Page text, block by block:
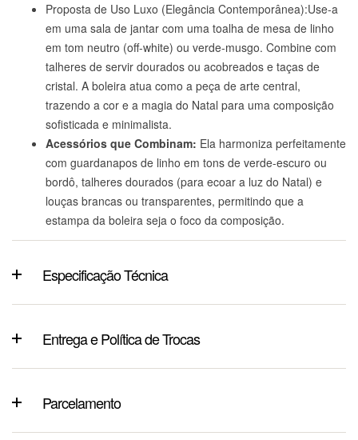
Proposta de Uso Luxo (Elegância Contemporânea):Use-a
em uma sala de jantar com uma toalha de mesa de linho
em tom neutro (off-white) ou verde-musgo. Combine com
talheres de servir dourados ou acobreados e taças de
cristal. A boleira atua como a peça de arte central,
trazendo a cor e a magia do Natal para uma composição
sofisticada e minimalista.
Acessórios que Combinam: Ela harmoniza perfeitamente
com guardanapos de linho em tons de verde-escuro ou
bordô, talheres dourados (para ecoar a luz do Natal) e
louças brancas ou transparentes, permitindo que a
estampa da boleira seja o foco da composição.
Especificação Técnica
Entrega e Política de Trocas
Parcelamento